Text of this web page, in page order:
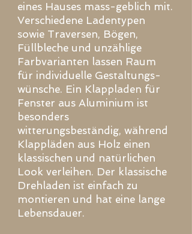
eines Hauses mass-geblich mit.
Verschiedene Ladentypen
sowie Traversen, Bögen,
Füllbleche und unzählige
Farbvarianten lassen Raum
für individuelle Gestaltungs-
wünsche. Ein Klappladen für
Fenster aus Aluminium ist
besonders
witterungsbeständig, während
Klappläden aus Holz einen
klassischen und natürlichen
Look verleihen. Der klassische
Drehladen ist einfach zu
montieren und hat eine lange
Lebensdauer.